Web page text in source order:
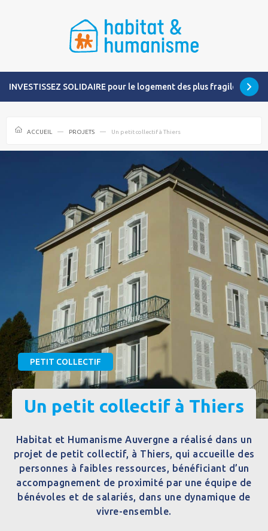
INVESTISSEZ SOLIDAIRE pour le logement des plus fragiles
ACCUEIL PROJETS Un petit collectif à Thiers
PETIT COLLECTIF
Un petit collectif à Thiers
Habitat et Humanisme Auvergne a réalisé dans un
projet de petit collectif, à Thiers, qui accueille des
personnes à faibles ressources, bénéficiant d’un
accompagnement de proximité par une équipe de
bénévoles et de salariés, dans une dynamique de
vivre-ensemble.